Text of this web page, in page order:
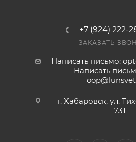
+7 (924) 222-
ЗАКАЗАТЬ
Написать письмо:
Написать
г. Хабаровск, ул.
73Т